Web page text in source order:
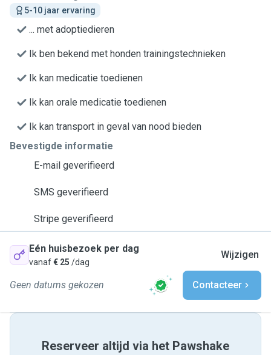
5-10 jaar ervaring
... met adoptiedieren
Ik ben bekend met honden trainingstechnieken
Ik kan medicatie toedienen
Ik kan orale medicatie toedienen
Ik kan transport in geval van nood bieden
Bevestigde informatie
E-mail geverifieerd
SMS geverifieerd
Stripe geverifieerd
Eén huisbezoek per dag
vanaf€ 25 /dag
Wijzigen
Geen datums gekozen Contacteer
Reserveer altijd via het Pawshake